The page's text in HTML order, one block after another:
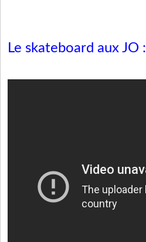
Le skateboard aux JO :